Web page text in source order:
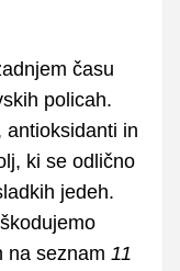
času
policah.
antioksidanti in
ki se odlično
jedeh.
na seznam 11